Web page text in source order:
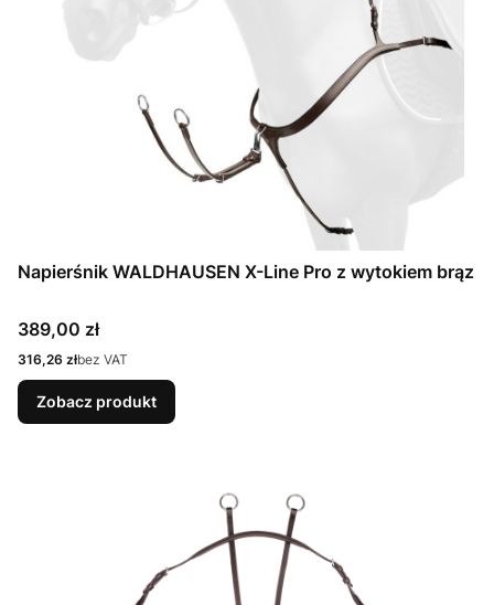
Napierśnik WALDHAUSEN X-Line Pro z wytokiem brąz
Cena
389,00 zł
Cena
316,26 złbez VAT
Zobacz produkt